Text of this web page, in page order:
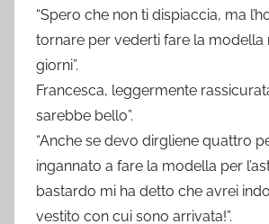
“Spero che non ti dispiaccia, ma
tornare per vederti fare la modella
giorni”.
Francesca, leggermente
sarebbe bello”.
“Anche se devo dirgliene quattro
ingannato a fare la modella per
bastardo mi ha detto che avrei
vestito con cui sono arrivata!”.